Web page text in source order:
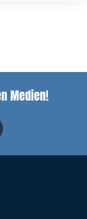
Medien!